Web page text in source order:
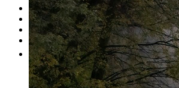
Nuestras marcas
Cita Taller
Tasar coche gratis
Otros